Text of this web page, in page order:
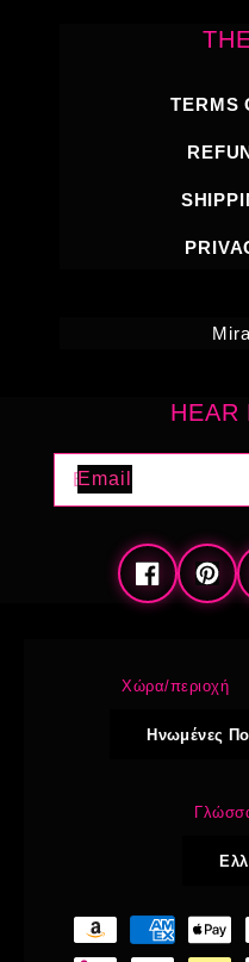
TERMS
HEAR
Email
Facebook
Χώρα/περιοχή
Ηνωμένες
Μέθοδοι
πληρωμής